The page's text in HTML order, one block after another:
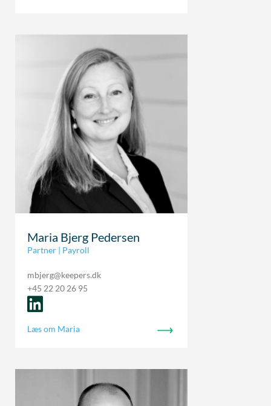
Maria Bjerg Pedersen
Partner | Payroll
mbjerg@keepers.dk
+45 22 20 26 95
Læs om Maria